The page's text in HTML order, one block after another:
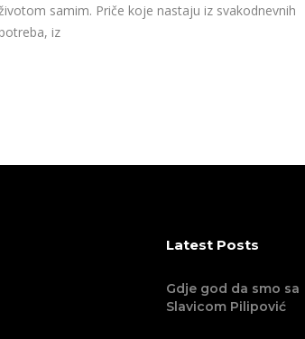
životom samim. Priče koje nastaju iz svakodnevnih
potreba, iz
Latest Posts
Gdje god da smo sa
Slavicom Pilipović